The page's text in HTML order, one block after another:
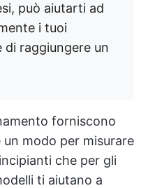
può aiutarti ad
i tuoi
di raggiungere un
forniscono
modo per misurare
che per gli
ti aiutano a